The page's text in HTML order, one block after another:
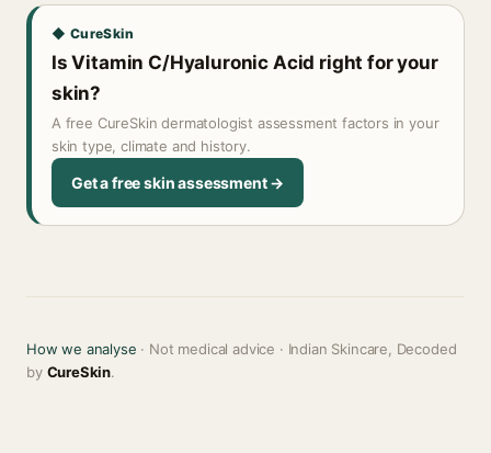
◆ CureSkin
Is Vitamin C/Hyaluronic Acid right for your
skin?
A free CureSkin dermatologist assessment factors in your
skin type, climate and history.
Get a free skin assessment →
How we analyse · Not medical advice · Indian Skincare, Decoded
by CureSkin.